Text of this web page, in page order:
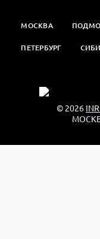
МОСКВА
ПЕТЕРБУРГ
© 2026